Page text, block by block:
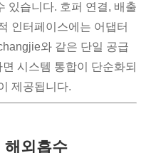
있습니다. 호퍼 연결, 배출
인터페이스에는 어댑터
와 같은 단일 공급
시스템 통합이 단순화되
제공됩니다.
해외흡수